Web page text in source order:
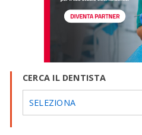
CERCA IL DENTISTA
SELEZIONA